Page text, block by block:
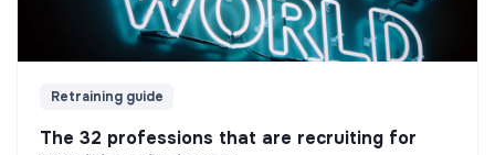
Retraining guide
The 32 professions that are recruiting for